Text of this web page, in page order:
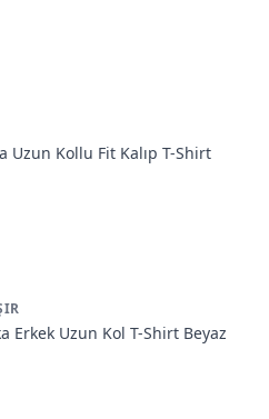
Uzun Kollu Fit Kalıp T-Shirt
Erkek Uzun Kol T-Shirt Beyaz